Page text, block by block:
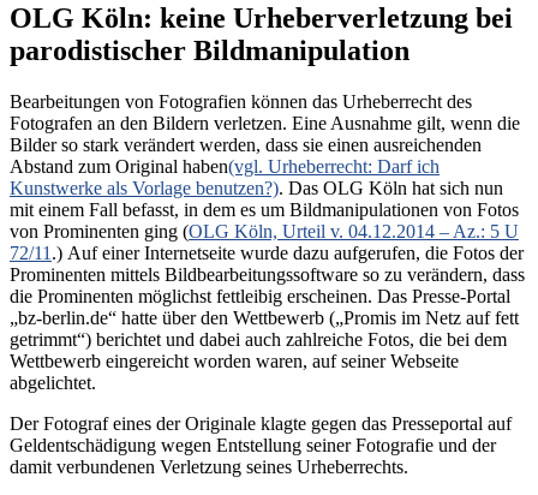
OLG Köln: keine Urheberverletzung bei
parodistischer Bildmanipulation
Bearbeitungen von Fotografien können das Urheberrecht des
Fotografen an den Bildern verletzen. Eine Ausnahme gilt, wenn die
Bilder so stark verändert werden, dass sie einen ausreichenden
Abstand zum Original haben(vgl. Urheberrecht: Darf ich
Kunstwerke als Vorlage benutzen?). Das OLG Köln hat sich nun
mit einem Fall befasst, in dem es um Bildmanipulationen von Fotos
von Prominenten ging (OLG Köln, Urteil v. 04.12.2014 – Az.: 5 U
72/11 .) Auf einer Internetseite wurde dazu aufgerufen, die Fotos der
Prominenten mittels Bildbearbeitungssoftware so zu verändern, dass
die Prominenten möglichst fettleibig erscheinen. Das Presse-Portal
„bz-berlin.de“ hatte über den Wettbewerb („Promis im Netz auf fett
getrimmt“) berichtet und dabei auch zahlreiche Fotos, die bei dem
Wettbewerb eingereicht worden waren, auf seiner Webseite
abgelichtet.
Der Fotograf eines der Originale klagte gegen das Presseportal auf
Geldentschädigung wegen Entstellung seiner Fotografie und der
damit verbundenen Verletzung seines Urheberrechts.